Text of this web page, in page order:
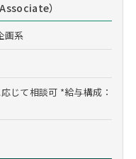
）
画系
じて相談可 *給与構成：